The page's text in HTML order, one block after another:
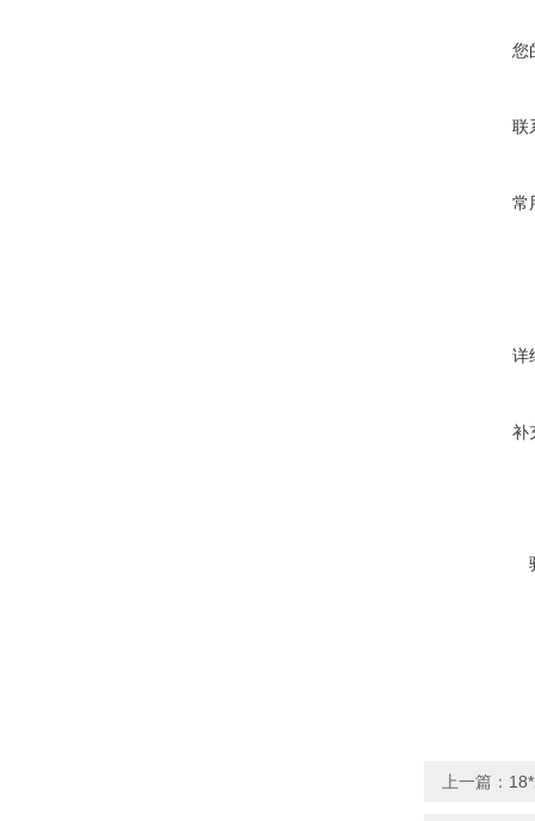
您
联
常
详
补
上一篇：